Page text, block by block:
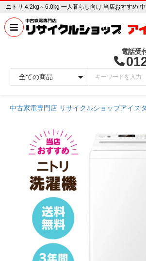
電話受
中古家電専門店 リサイクルショップアイスタ